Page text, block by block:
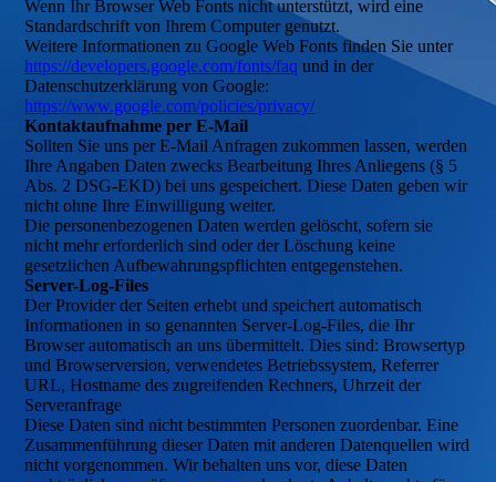
Wenn Ihr Browser Web Fonts nicht unterstützt, wird eine
Standardschrift von Ihrem Computer genutzt.
Weitere Informationen zu Google Web Fonts finden Sie unter
https://developers.google.com/fonts/faq und in der
Datenschutzerklärung von Google:
https://www.google.com/policies/privacy/
Kontaktaufnahme per E-Mail
Sollten Sie uns per E-Mail Anfragen zukommen lassen, werden
Ihre Angaben Daten zwecks Bearbeitung Ihres Anliegens (§ 5
Abs. 2 DSG-EKD) bei uns gespeichert. Diese Daten geben wir
nicht ohne Ihre Einwilligung weiter.
Die personenbezogenen Daten werden gelöscht, sofern sie
nicht mehr erforderlich sind oder der Löschung keine
gesetzlichen Aufbewahrungspflichten entgegenstehen.
Server-Log-Files
Der Provider der Seiten erhebt und speichert automatisch
Informationen in so genannten Server-Log-Files, die Ihr
Browser automatisch an uns übermittelt. Dies sind: Browsertyp
und Browserversion, verwendetes Betriebssystem, Referrer
URL, Hostname des zugreifenden Rechners, Uhrzeit der
Serveranfrage
Diese Daten sind nicht bestimmten Personen zuordenbar. Eine
Zusammenführung dieser Daten mit anderen Datenquellen wird
nicht vorgenommen. Wir behalten uns vor, diese Daten